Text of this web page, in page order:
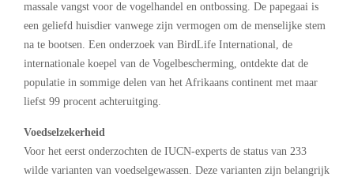
massale vangst voor de vogelhandel en ontbossing. De papegaai is
een geliefd huisdier vanwege zijn vermogen om de menselijke stem
na te bootsen. Een onderzoek van BirdLife International, de
internationale koepel van de Vogelbescherming, ontdekte dat de
populatie in sommige delen van het Afrikaans continent met maar
liefst 99 procent achteruitging.
Voedselzekerheid
Voor het eerst onderzochten de IUCN-experts de status van 233
wilde varianten van voedselgewassen. Deze varianten zijn belangrijk